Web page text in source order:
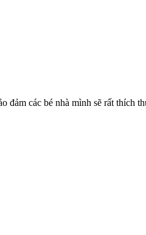
các bé nhà mình sẽ rất thích